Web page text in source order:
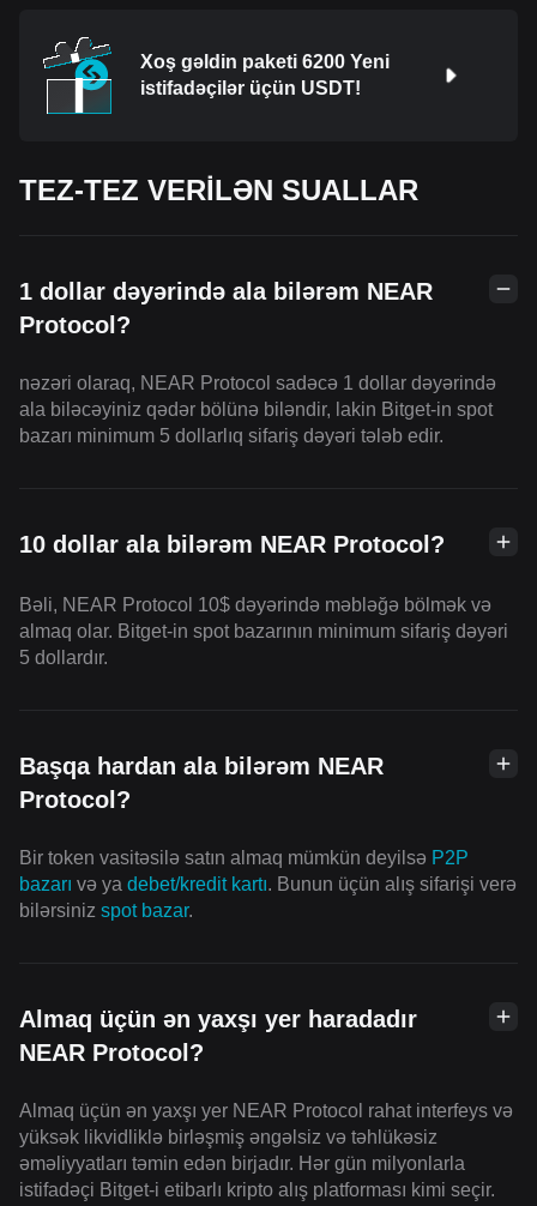
Xoş gəldin paketi 6200 Yeni
istifadəçilər üçün USDT!
TEZ-TEZ VERİLƏN SUALLAR
1 dollar dəyərində ala bilərəm NEAR
Protocol?
nəzəri olaraq, NEAR Protocol sadəcə 1 dollar dəyərində
ala biləcəyiniz qədər bölünə biləndir, lakin Bitget-in spot
bazarı minimum 5 dollarlıq sifariş dəyəri tələb edir.
10 dollar ala bilərəm NEAR Protocol?
Bəli, NEAR Protocol 10$ dəyərində məbləğə bölmək və
almaq olar. Bitget-in spot bazarının minimum sifariş dəyəri
5 dollardır.
Başqa hardan ala bilərəm NEAR
Protocol?
Bir token vasitəsilə satın almaq mümkün deyilsə P2P
bazarı və ya debet/kredit kartı. Bunun üçün alış sifarişi verə
bilərsiniz spot bazar.
Almaq üçün ən yaxşı yer haradadır
NEAR Protocol?
Almaq üçün ən yaxşı yer NEAR Protocol rahat interfeys və
yüksək likvidliklə birləşmiş əngəlsiz və təhlükəsiz
əməliyyatları təmin edən birjadır. Hər gün milyonlarla
istifadəçi Bitget-i etibarlı kripto alış platforması kimi seçir.